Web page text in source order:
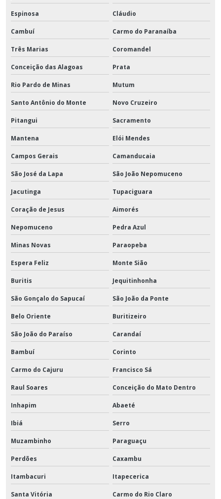
Espinosa Cláudio
Cambuí Carmo do Paranaíba
Três Marias Coromandel
Conceição das Alagoas Prata
Rio Pardo de Minas Mutum
Santo Antônio do Monte Novo Cruzeiro
Pitangui Sacramento
Mantena Elói Mendes
Campos Gerais Camanducaia
São José da Lapa São João Nepomuceno
Jacutinga Tupaciguara
Coração de Jesus Aimorés
Nepomuceno Pedra Azul
Minas Novas Paraopeba
Espera Feliz Monte Sião
Buritis Jequitinhonha
São Gonçalo do Sapucaí São João da Ponte
Belo Oriente Buritizeiro
São João do Paraíso Carandaí
Bambuí Corinto
Carmo do Cajuru Francisco Sá
Raul Soares Conceição do Mato Dentro
Inhapim Abaeté
Ibiá Serro
Muzambinho Paraguaçu
Perdões Caxambu
Itambacuri Itapecerica
Santa Vitória Carmo do Rio Claro